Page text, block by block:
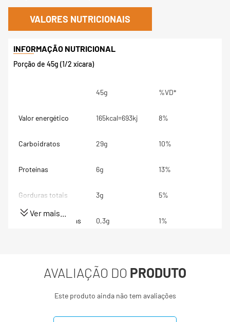
VALORES NUTRICIONAIS
Porção de 45g (1/2 xícara)
45g %VD*
Valor energético 165kcal=693kj 8%
Carboidratos 29g 10%
Proteínas 6g 13%
Gorduras totais 3g 5%
Gorduras Saturadas 0,3g 1%
Fibra alimentar 3,2g 13%
2g 0%
Ver mais...
AVALIAÇÃO DO PRODUTO
Este produto ainda não tem avaliações